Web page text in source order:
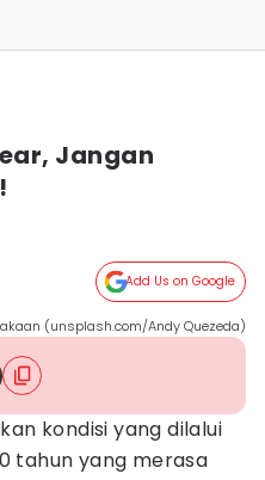
Jangan
Add Us on Google
(unsplash.com/Andy Quezeda)
kondisi yang dilalui
tahun yang merasa